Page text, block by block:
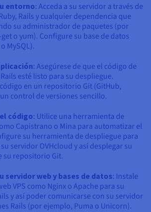
entorno: Acceda a su servidor a través de
Rails y cualquier dependencia que
su administrador de paquetes (por
o yum). Configure su base de datos
MySQL).
: Asegúrese de que el código de
esté listo para su despliegue.
en un repositorio Git (GitHub,
control de versiones sencillo.
código: Utilice una herramienta de
Capistrano o Mina para automatizar el
su herramienta de despliegue para
servidor OVHcloud y así desplegar su
su repositorio Git.
servidor web y bases de datos: Instale
VPS como Nginx o Apache para su
y así poder comunicarse con su servidor
Rails (por ejemplo, Puma o Unicorn).